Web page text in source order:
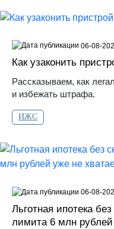
Как узаконить
Рассказываем, как
и избежать штрафа.
ИЖС
06-08-
Льготная ипотека
лимита 6 млн
06-08-